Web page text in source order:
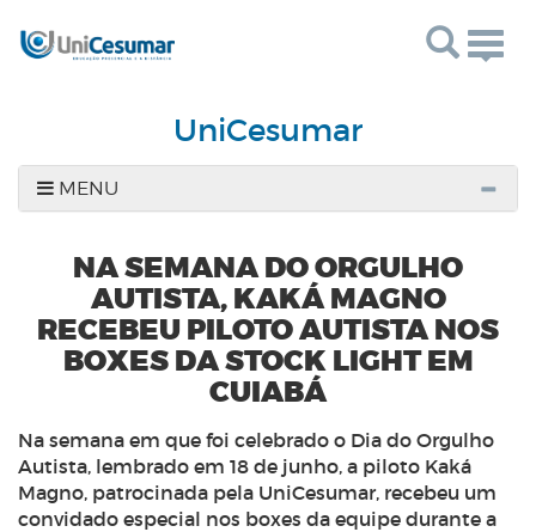
UniCesumar
MENU
NA SEMANA DO ORGULHO
AUTISTA, KAKÁ MAGNO
RECEBEU PILOTO AUTISTA NOS
BOXES DA STOCK LIGHT EM
CUIABÁ
Na semana em que foi celebrado o Dia do Orgulho
Autista, lembrado em 18 de junho, a piloto Kaká
Magno, patrocinada pela UniCesumar, recebeu um
convidado especial nos boxes da equipe durante a